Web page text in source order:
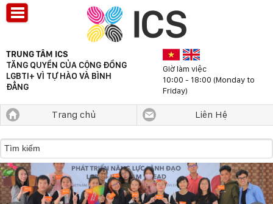
TRUNG TÂM ICS
TĂNG QUYỀN CỦA CỘNG ĐỒNG
LGBTI+ VÌ TỰ HÀO VÀ BÌNH
ĐẲNG
Giờ làm việc
10:00 - 18:00 (Monday to
Friday)
Trang chủ Liên Hệ